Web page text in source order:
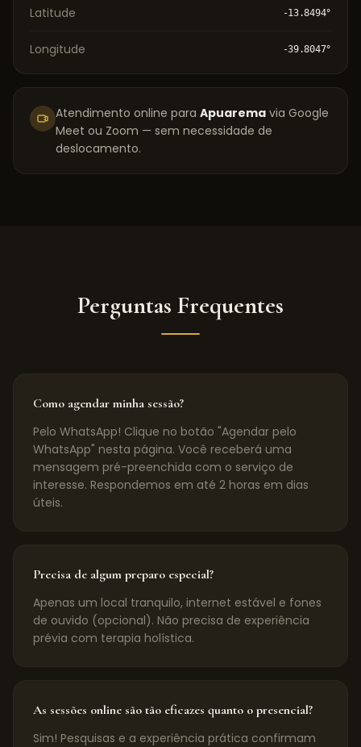
Latitude -13.8494°
Longitude -39.8047°
Atendimento online para Apuarema via Google
Meet ou Zoom — sem necessidade de
deslocamento.
Perguntas Frequentes
Como agendar minha sessão?
Pelo WhatsApp! Clique no botão "Agendar pelo
WhatsApp" nesta página. Você receberá uma
mensagem pré-preenchida com o serviço de
interesse. Respondemos em até 2 horas em dias
úteis.
Precisa de algum preparo especial?
Apenas um local tranquilo, internet estável e fones
de ouvido (opcional). Não precisa de experiência
prévia com terapia holística.
As sessões online são tão eficazes quanto o presencial?
Sim! Pesquisas e a experiência prática confirmam